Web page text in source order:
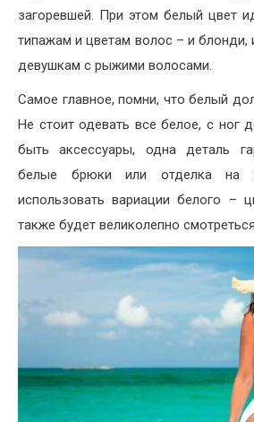
загоревшей. При этом белый цвет
типажам и цветам волос – и
девушкам с рыжими волосами.
Самое главное, помни, что белый
Не стоит одевать все белое, с ног
быть аксессуары, одна деталь
белые брюки или отделка на
использовать вариации белого –
также будет великолепно